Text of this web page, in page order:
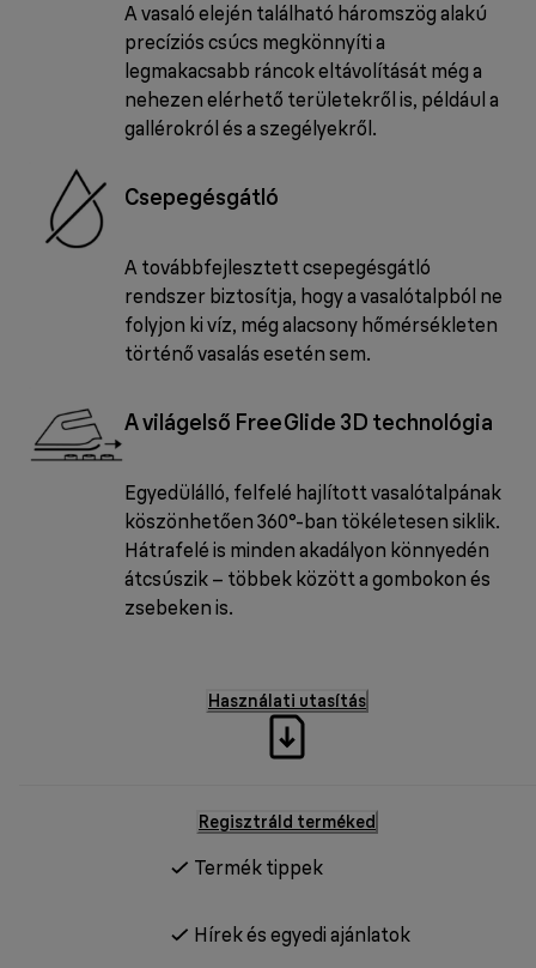
A vasaló elején található háromszög alakú
precíziós csúcs megkönnyíti a
legmakacsabb ráncok eltávolítását még a
nehezen elérhető területekről is, például a
gallérokról és a szegélyekről.
Csepegésgátló
A továbbfejlesztett csepegésgátló
rendszer biztosítja, hogy a vasalótalpból ne
folyjon ki víz, még alacsony hőmérsékleten
történő vasalás esetén sem.
A világelső FreeGlide 3D technológia
Egyedülálló, felfelé hajlított vasalótalpának
köszönhetően 360°-ban tökéletesen siklik.
Hátrafelé is minden akadályon könnyedén
átcsúszik – többek között a gombokon és
zsebeken is.
Használati utasítás
Regisztráld terméked
Termék tippek
Hírek és egyedi ajánlatok